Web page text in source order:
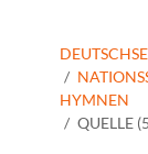
HYMNEN
QUELLE